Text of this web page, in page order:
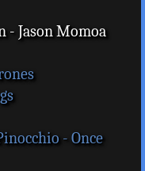
- Jason Momoa
- Once